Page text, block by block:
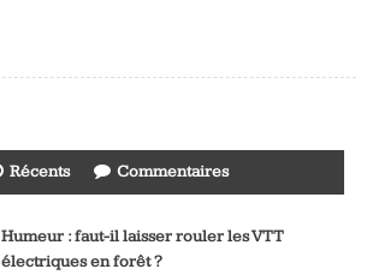
Récents Commentaires
Humeur : faut-il laisser rouler les VTT
électriques en forêt ?